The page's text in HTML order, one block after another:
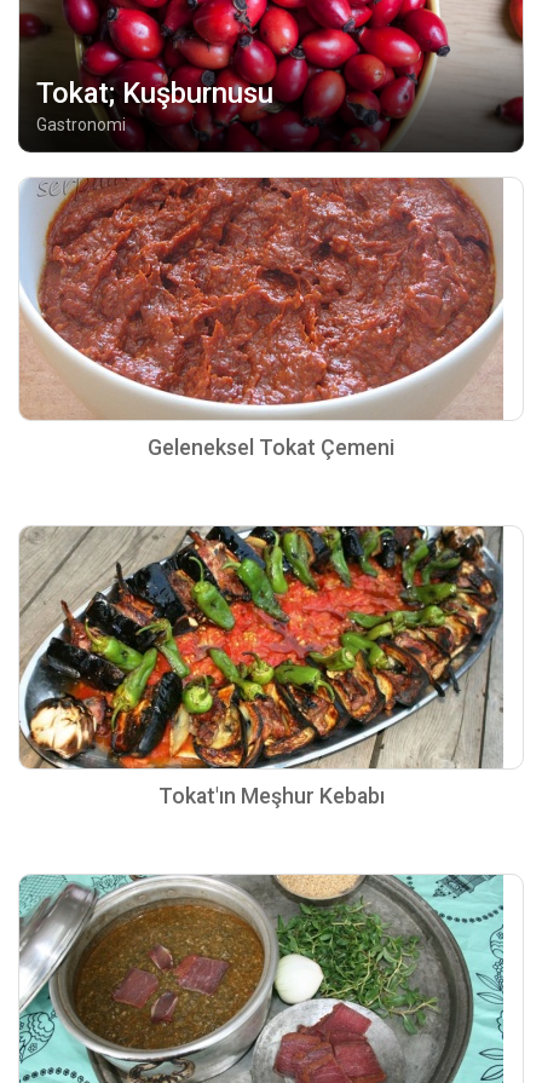
Tokat; Kuşburnusu
Gastronomi
Geleneksel Tokat Çemeni
Tokat'ın Meşhur Kebabı